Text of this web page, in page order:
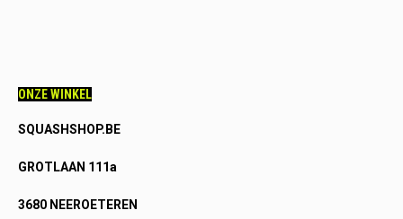
ONZE WINKEL
SQUASHSHOP.BE
GROTLAAN 111a
3680 NEEROETEREN